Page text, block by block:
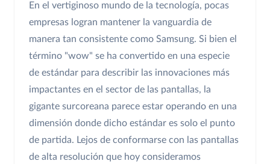
En el vertiginoso mundo de la tecnología, pocas
empresas logran mantener la vanguardia de
manera tan consistente como Samsung. Si bien el
término "wow" se ha convertido en una especie
de estándar para describir las innovaciones más
impactantes en el sector de las pantallas, la
gigante surcoreana parece estar operando en una
dimensión donde dicho estándar es solo el punto
de partida. Lejos de conformarse con las pantallas
de alta resolución que hoy consideramos